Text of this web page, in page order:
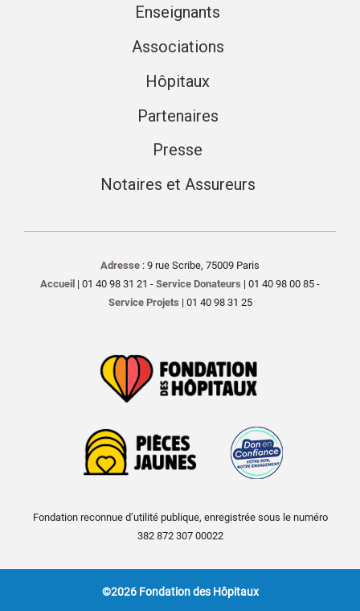
Enseignants
Associations
Hôpitaux
Partenaires
Presse
Notaires et Assureurs
Adresse : 9 rue Scribe, 75009 Paris
Accueil | 01 40 98 31 21 - Service Donateurs | 01 40 98 00 85 -
Service Projets | 01 40 98 31 25
Fondation reconnue d’utilité publique, enregistrée sous le numéro
382 872 307 00022
©2026 Fondation des Hôpitaux